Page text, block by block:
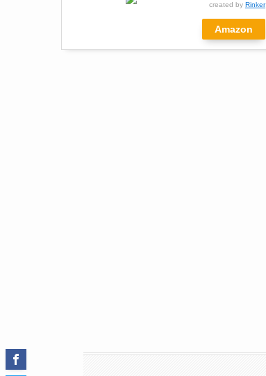
created by Rinker
Amazon